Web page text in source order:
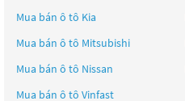
Mua bán ô tô Kia
Mua bán ô tô Mitsubishi
Mua bán ô tô Nissan
Mua bán ô tô Vinfast